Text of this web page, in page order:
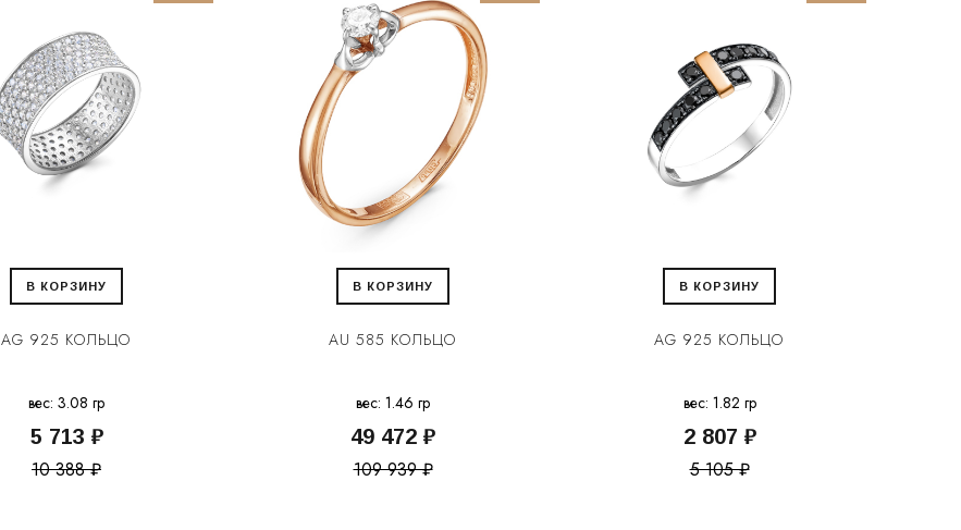
В КОРЗИНУ
AG 925 КОЛЬЦО
вес: 3.08 гр
5 713 ₽
10 388 ₽
В КОРЗИНУ
AU 585 КОЛЬЦО
вес: 1.46 гр
49 472 ₽
109 939 ₽
В КОРЗИНУ
AG 925 КОЛЬЦО
вес: 1.82 гр
2 807 ₽
5 105 ₽